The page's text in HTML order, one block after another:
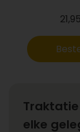
21,95
elke